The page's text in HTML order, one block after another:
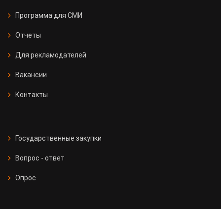
Программа для СМИ
Отчеты
Для рекламодателей
Вакансии
Контакты
Государственные закупки
Вопрос - ответ
Опрос